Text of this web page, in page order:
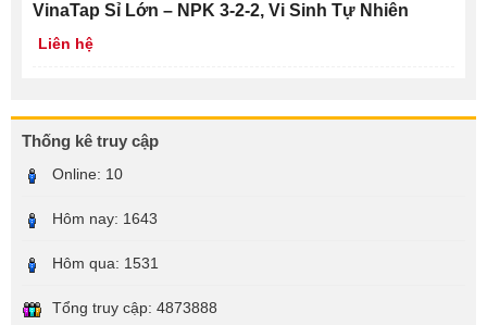
VinaTap Sỉ Lớn – NPK 3-2-2, Vi Sinh Tự Nhiên
Liên hệ
Thống kê truy cập
Online: 10
Hôm nay: 1643
Hôm qua: 1531
Tổng truy cập: 4873888